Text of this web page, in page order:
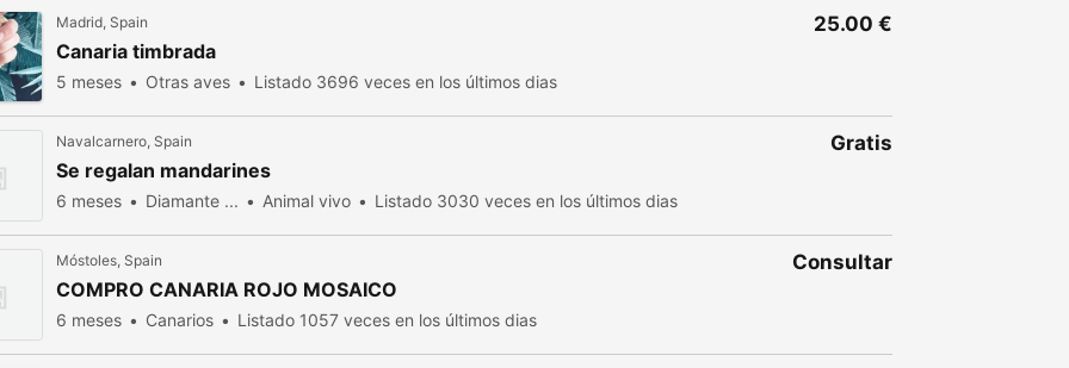
Madrid, Spain
Canaria timbrada
5 meses Otras aves Listado 3696 veces en los últimos dias
25.00 €
Navalcarnero, Spain
Se regalan mandarines
6 meses Diamante ... Animal vivo Listado 3030 veces en los últimos dias
Gratis
Móstoles, Spain
COMPRO CANARIA ROJO MOSAICO
6 meses Canarios Listado 1057 veces en los últimos dias
Consultar